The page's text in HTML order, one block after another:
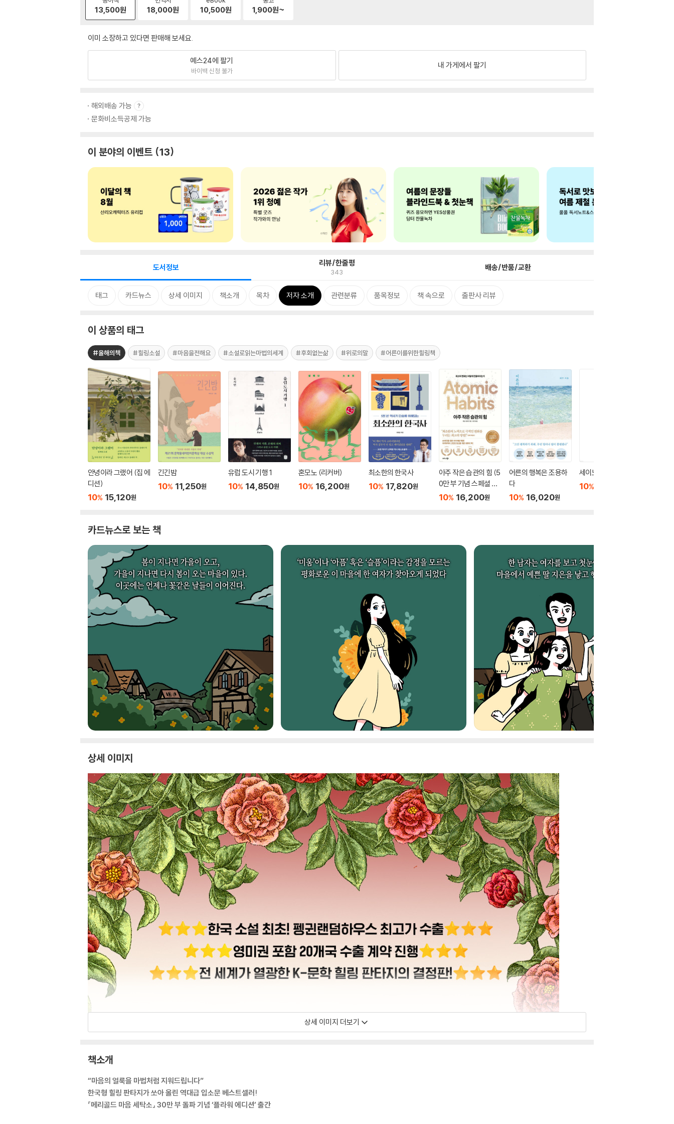
13,500원 18,000원 10,500원 1,900원~
이미 소장하고 있다면 판매해 보세요.
예스24에 팔기
바이백 신청 불가
내 가게에서 팔기
해외배송 가능
문화비소득공제 가능
이 분야의 이벤트 13
도서정보 리뷰/한줄평
343 배송/반품/교환
태그 카드뉴스 상세 이미지 책소개 목차 저자 소개 관련분류 품목정보 책 속으로 출판사 리뷰
이 상품의 태그
#올해의책 #힐링소설 #마음을전해요 #소설로읽는마법의세계 #후회없는삶 #위로의말 #어른이를위한힐링책
안녕이라 그랬어 (집 에
디션)
10% 15,120원
긴긴밤
10% 11,250원
유럽 도시 기행 1
10% 14,850원
혼모노 (리커버)
10% 16,200원
최소한의 한국사
10% 17,820원
아주 작은 습관의 힘 (5
0만 부 기념 스페셜 에
디션)
10% 16,200원
어른의 행복은 조용하
다
10% 16,020원
세이노의 가르침
10%
카드뉴스로 보는 책
상세 이미지
상세 이미지 더보기
책소개
“마음의 얼룩을 마법처럼 지워드립니다”
한국형 힐링 판타지가 쏘아 올린 역대급 입소문 베스트셀러!
『메리골드 마음 세탁소』 30만 부 돌파 기념 ‘플라워 에디션’ 출간